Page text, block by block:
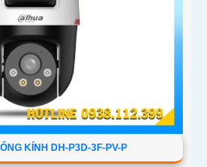
KÍNH DH-P3D-3F-PV-P